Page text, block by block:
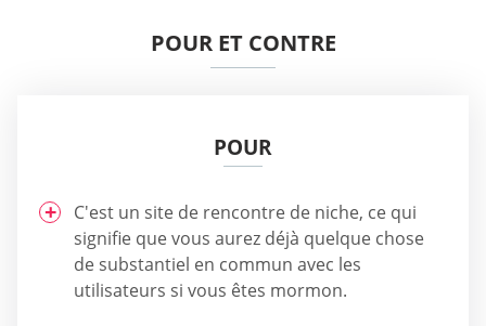
POUR ET CONTRE
POUR
C'est un site de rencontre de niche, ce qui
signifie que vous aurez déjà quelque chose
de substantiel en commun avec les
utilisateurs si vous êtes mormon.